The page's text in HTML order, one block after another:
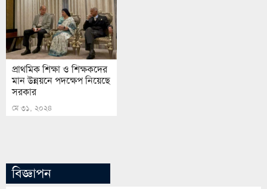
প্রাথমিক শিক্ষা ও শিক্ষকদের
মান উন্নয়নে পদক্ষেপ নিয়েছে
সরকার
মে ৩১, ২০২৪
বিজ্ঞাপন